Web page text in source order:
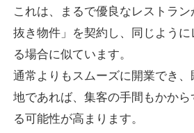
詳細を見る
box-cafe.jp
ジャンル 飲食
DA37 外部リンク数
これは、まるで優良なレストラ
抜き物件」を契約し、同じよう
る場合に似ています。
通常よりもスムーズに開業でき
地であれば、集客の手間もかか
る可能性が高まります。